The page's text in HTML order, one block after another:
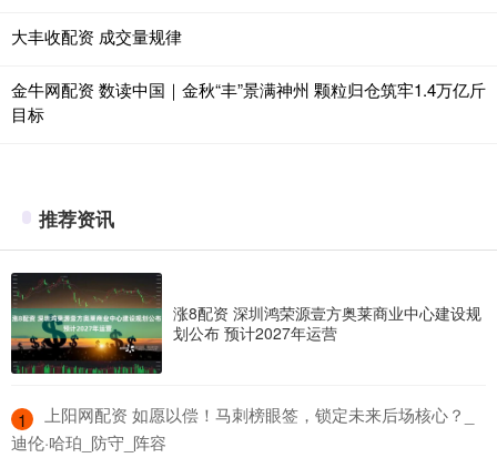
大丰收配资 成交量规律
金牛网配资 数读中国｜金秋“丰”景满神州 颗粒归仓筑牢1.4万亿斤
目标
推荐资讯
涨8配资 深圳鸿荣源壹方奥莱商业中心建设规
划公布 预计2027年运营
1
​上阳网配资 如愿以偿！马刺榜眼签，锁定未来后场核心？_
迪伦·哈珀_防守_阵容